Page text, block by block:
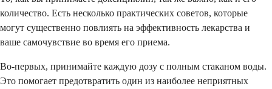
количество. Есть несколько практических советов, которые
могут существенно повлиять на эффективность лекарства и
ваше самочувствие во время его приема.
Во-первых, принимайте каждую дозу с полным стаканом воды.
Это помогает предотвратить один из наиболее неприятных